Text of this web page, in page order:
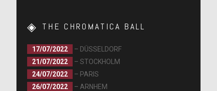
THE CHROMATICA BALL
17/07/2022
– DÜSSELDORF
21/07/2022
– STOCKHOLM
24/07/2022
– PARIS
26/07/2022
– ARNHEM